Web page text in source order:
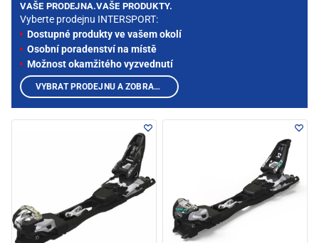
VAŠE PRODEJNA.VAŠE PRODUKTY.
Vyberte prodejnu INTERSPORT:
Dostupné produkty ve vašem okolí
Osobní poradenství na místě
Možnost okamžitého vyzvednutí
VYBRAT PRODEJNU A ZOBRAZIT PRODUKTY